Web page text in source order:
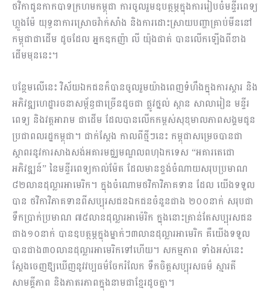
ថវិកាជូនកាកបាទក្រហមកម្ពុជា ការចូលរួមឧបត្ថម្ភក្នុងការរៀបចំមន្ទីរពេទ្យ
ហ្លួងម៉ែ យុទ្ធនាការស្រោចវ៉ាក់សាំង និងការដោះស្រាយបញ្ហាគ្រាប់មីននៅ
កម្ពុជាជាដើម ដូចដែល​ អ្នកឧកញ៉ា លី យ៉ុងផាត់ បានលើកឡើងពីខាង
ដើមមុននេះ។​
បន្ថែមលើនេះ វិស័យឯកជ​ន​ក៏បាន​ចូលរួម​យ៉ាង​ពេញទំហឹងក្នុងការ​ស្តារ និង
អភិវឌ្ឍហេដ្ឋា​រចនា​សម្ព័ន្ធ​ជាច្រើន​ដូចជា​ ផ្លូវថ្នល់ ស្ពាន សាលា​រៀន​​ មន្ទីរ
ពេទ្យ និងវត្តអារាម ​ជាដើម ដែលបានលើក​កម្ពស់​សុខុមាល​ភាពសង្គមជូន​
ប្រជា​ពលរដ្ឋ​​កម្ពុជា។ ជាក់ស្ដែង កាលពីថ្មីៗនេះ កម្ពុជា​សម្រេច​បានជា
ស្ថាពរនូវការសាងសង់អគារមជ្ឈមណ្ឌលពហុឯកទេស “អគារតេជោ
អភិវឌ្ឍន៍” នៃមន្ទីរពេទ្យកាល់ម៉ែត ដែលមានខ្ទង់ចំណាយ​សរុប​ប្រមាណ​
៨២លាន​ដុល្លារអាមេរិក។ ក្នុង​ចំណោម​​ថវិកាវិភាគទាន ដែល យើងទទួល
បាន ថវិកាវិភាគទានពីសប្បុរសជនឯកជនចំនួនជាង ២០០នាក់ សរុប​​ជា
ទឹកប្រាក់ប្រមាណ ៧៥លានដុល្លារអាម៉េរិក ក្នុងនោះគ្រាន់​តែសប្បុរសជន
ជាង១០នាក់ បាន​ឧបត្ថម្ភក្នុងម្នាក់​ៗ៣លានដុល្លារ​​អាមេរិក គឺយើងទទួល​
បានជាង​៣០លាន​ដុល្លារ​​អាមេរិក​ទៅ​ហើយ។ សកម្មភាព ទាំងអស់នេះ​
ស្ដែង​ចេញ​ឱ្យ​ឃើញ​នូ​វ​វប្បធម៌​ចែក​រំលែក​ ទឹកចិត្ត​សប្បុរសធម៌ ស្មារតី
សាមគ្គីភាព និងភាតរភាពក្នុងនាមជាខ្មែរដូ​ច​គ្នា។